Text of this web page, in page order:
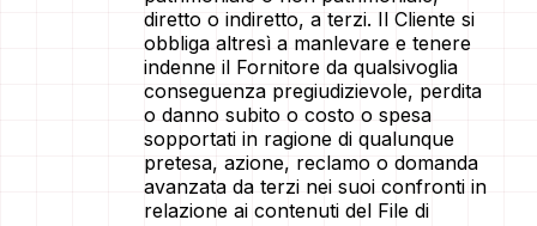
diretto o indiretto, a terzi. Il Cliente si
obbliga altresì a manlevare e tenere
indenne il Fornitore da qualsivoglia
conseguenza pregiudizievole, perdita
o danno subito o costo o spesa
sopportati in ragione di qualunque
pretesa, azione, reclamo o domanda
avanzata da terzi nei suoi confronti in
relazione ai contenuti del File di